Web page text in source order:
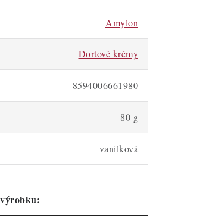
Amylon
Dortové krémy
8594006661980
80 g
vanilková